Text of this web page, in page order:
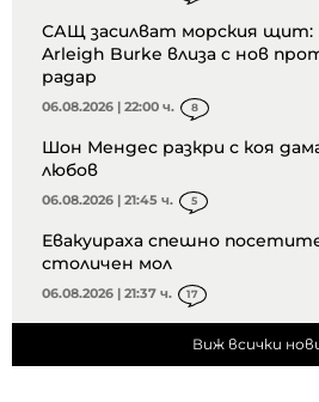
САЩ засилват морския щит:
Arleigh Burke влиза с нов
радар
06.08.2026 | 22:00 ч. 8
Шон Мендес разкри с коя
любов
06.08.2026 | 21:45 ч. 5
Евакуираха спешно
столичен мол
06.08.2026 | 21:37 ч. 17
Виж всички